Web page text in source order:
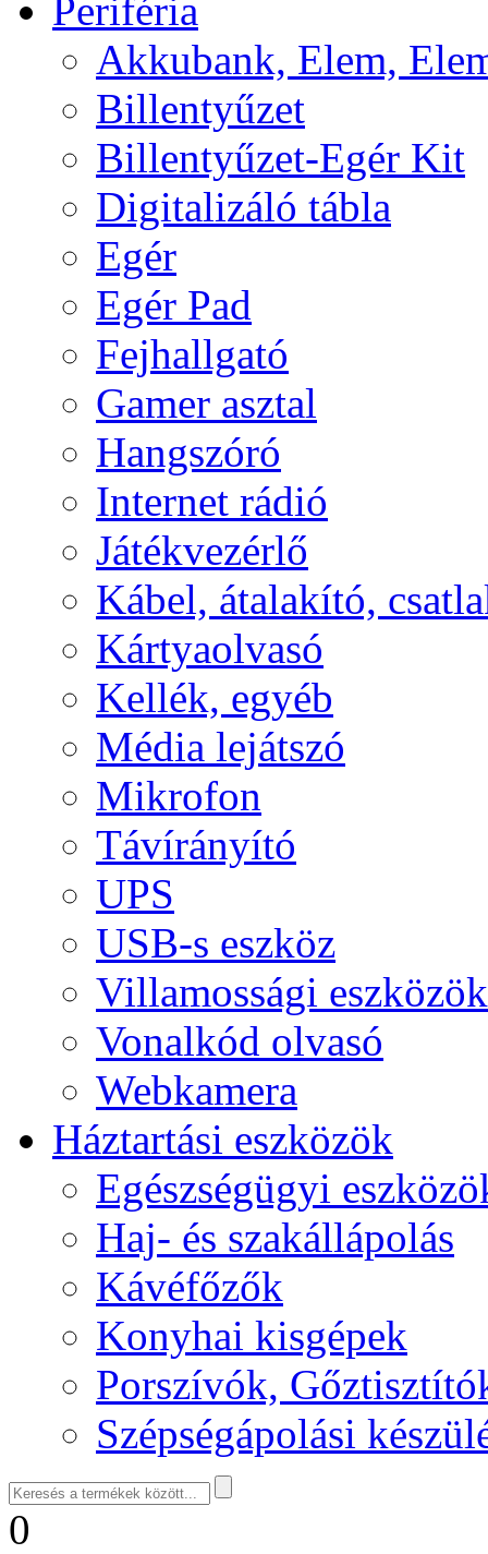
Periféria
Akkubank, Elem,
Billentyűzet
Billentyűzet-Egér Kit
Digitalizáló tábla
Egér
Egér Pad
Fejhallgató
Gamer asztal
Hangszóró
Internet rádió
Játékvezérlő
Kábel, átalakító,
Kártyaolvasó
Kellék, egyéb
Média lejátszó
Mikrofon
Távírányító
UPS
USB-s eszköz
Villamossági eszközök
Vonalkód olvasó
Webkamera
Háztartási eszközök
Egészségügyi
Haj- és szakállápolás
Kávéfőzők
Konyhai kisgépek
Porszívók,
Szépségápolási
0